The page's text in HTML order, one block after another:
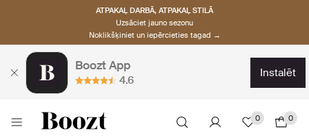
ATPAKAĻ DARBĀ, ATPAKAĻ STILĀ
Uzsāciet jauno sezonu
Noklikšķiniet un iepērcieties tagad →
Boozt App
4.6
instalēt
0 0